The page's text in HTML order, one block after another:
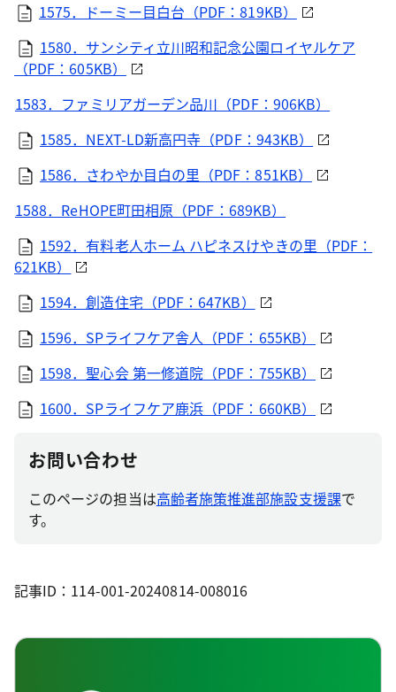
1575．ドーミー目白台（PDF：819KB）
1580．サンシティ立川昭和記念公園ロイヤルケア
（PDF：605KB）
1583．ファミリアガーデン品川（PDF：906KB）
1585．NEXT-LD新高円寺（PDF：943KB）
1586．さわやか目白の里（PDF：851KB）
1588．ReHOPE町田相原（PDF：689KB）
1592．有料老人ホーム ハピネスけやきの里（PDF：
621KB）
1594．創造住宅（PDF：647KB）
1596．SPライフケア舎人（PDF：655KB）
1598．聖心会 第一修道院（PDF：755KB）
1600．SPライフケア鹿浜（PDF：660KB）
お問い合わせ
このページの担当は高齢者施策推進部施設支援課で
す。
記事ID：114-001-20240814-008016